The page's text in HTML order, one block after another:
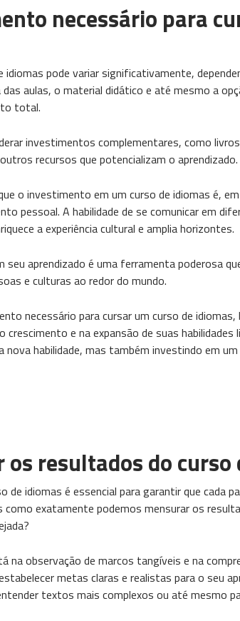
necessário para
pode variar significativamente,
aulas, o material didático e até mesmo a
total.
investimentos complementares, como
recursos que potencializam o aprendizado.
o investimento em um curso de idiomas é,
pessoal. A habilidade de se comunicar em
a experiência cultural e amplia horizontes.
aprendizado é uma ferramenta poderosa
e culturas ao redor do mundo.
necessário para cursar um curso de
e na expansão de suas
nova habilidade, mas também investindo em
os resultados do curso
de idiomas é essencial para garantir que cada
exatamente podemos mensurar os
na observação de marcos tangíveis e na
metas claras e realistas para o seu
textos mais complexos ou até mesmo